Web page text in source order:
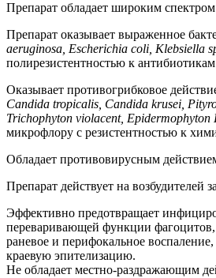
Препарат обладает широким
Препарат оказывает выраженное
aeruginosa, Escherichia coli, Klebsiella
полирезистентностью к
Оказывает противогрибковое
Candida tropicalis, Candida krusei,
Trichophyton violacent, Epidermophyton
микрофлору с резистентностью к
Обладает противовирусным
Препарат действует на
Эффективно предотвращает
переваривающей функции фагоцитов,
раневое и перифокальное
краевую эпителизацию.
Не обладает местно-раздражающим